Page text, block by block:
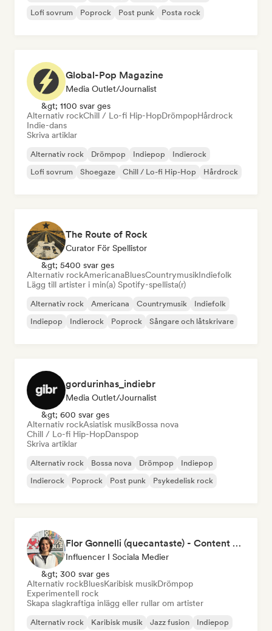
Lofi sovrum
Poprock Post punk Posta rock
Global-Pop Magazine
Media Outlet/Journalist
&gt; 1100 svar ges
Alternativ rockChill / Lo-fi Hip-HopDrömpopHårdrock
Indie-dans
Skriva artiklar
Alternativ rock Drömpop Indiepop
Indierock
Lofi sovrum
Shoegaze Chill / Lo-fi Hip-Hop Hårdrock
The Route of Rock
Curator För Spellistor
&gt; 5400 svar ges
Alternativ rockAmericanaBluesCountrymusikIndiefolk
Lägg till artister i min(a) Spotify-spellista(r)
Alternativ rock Americana Countrymusik
Indiefolk
Indiepop
Indierock Poprock Sångare och låtskrivare
gordurinhas_indiebr
Media Outlet/Journalist
&gt; 600 svar ges
Alternativ rockAsiatisk musikBossa nova
Chill / Lo-fi Hip-HopDanspop
Skriva artiklar
Alternativ rock Bossa nova Drömpop
Indiepop
Indierock
Poprock Post punk Psykedelisk rock
Flor Gonnelli (quecantaste) - Content Creator
Influencer I Sociala Medier
&gt; 300 svar ges
Alternativ rockBluesKaribisk musikDrömpop
Experimentell rock
Skapa slagkraftiga inlägg eller rullar om artister
Alternativ rock Karibisk musik Jazz fusion Indiepop